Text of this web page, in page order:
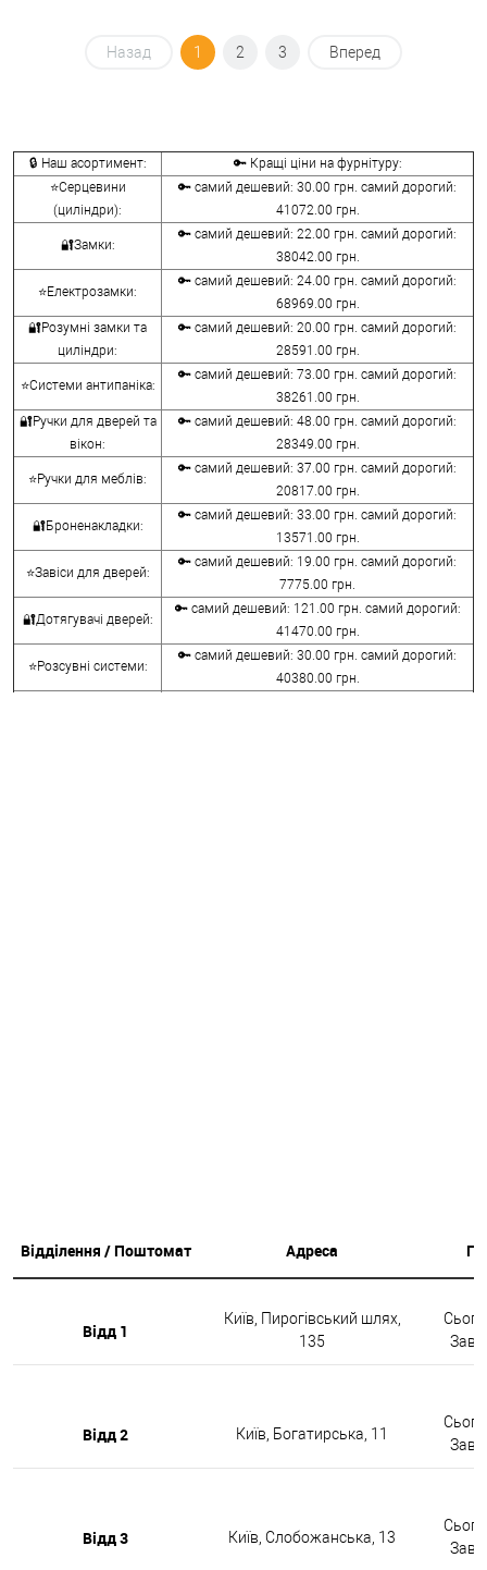
Назад 1 2 3 Вперед
🔒 Наш асортимент:
🔑 Кращі ціни на фурнітуру:
⭐Серцевини
(циліндри):
🔑 самий дешевий: 30.00 грн. самий дорогий:
41072.00 грн.
🔐Замки:
🔑 самий дешевий: 22.00 грн. самий дорогий:
38042.00 грн.
⭐Електрозамки:
🔑 самий дешевий: 24.00 грн. самий дорогий:
68969.00 грн.
🔐Розумні замки та
циліндри:
🔑 самий дешевий: 20.00 грн. самий дорогий:
28591.00 грн.
⭐Системи антипаніка:
🔑 самий дешевий: 73.00 грн. самий дорогий:
38261.00 грн.
🔐Ручки для дверей та
вікон:
🔑 самий дешевий: 48.00 грн. самий дорогий:
28349.00 грн.
⭐Ручки для меблів:
🔑 самий дешевий: 37.00 грн. самий дорогий:
20817.00 грн.
🔐Броненакладки:
🔑 самий дешевий: 33.00 грн. самий дорогий:
13571.00 грн.
⭐Завіси для дверей:
🔑 самий дешевий: 19.00 грн. самий дорогий:
7775.00 грн.
🔐Дотягувачі дверей:
🔑 самий дешевий: 121.00 грн. самий дорогий:
41470.00 грн.
⭐Розсувні системи:
🔑 самий дешевий: 30.00 грн. самий дорогий:
40380.00 грн.
Відділення / Поштомат Адреса
Відд 1
Київ, Пирогівський шлях,
135
Відд 2 Київ, Богатирська, 11
Відд 3 Київ, Слобожанська, 13